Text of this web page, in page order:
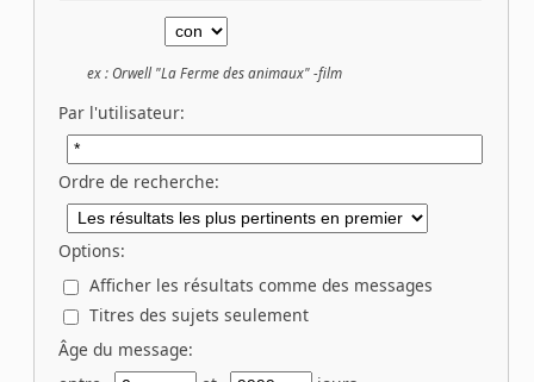
ex :Orwell "La Ferme des animaux" -film
Par l'utilisateur:
Ordre de recherche:
Options:
Afficher les résultats comme des messages
Titres des sujets seulement
Âge du message: